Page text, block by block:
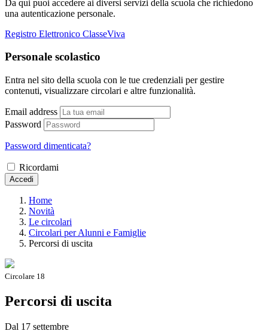
Da qui puoi accedere ai diversi servizi della scuola che richiedono
una autenticazione personale.
Registro Elettronico ClasseViva
Personale scolastico
Entra nel sito della scuola con le tue credenziali per gestire
contenuti, visualizzare circolari e altre funzionalità.
Email address
Password
Password dimenticata?
Ricordami
Accedi
Home
Novità
Le circolari
Circolari per Alunni e Famiglie
Percorsi di uscita
Circolare 18
Percorsi di uscita
Dal 17 settembre